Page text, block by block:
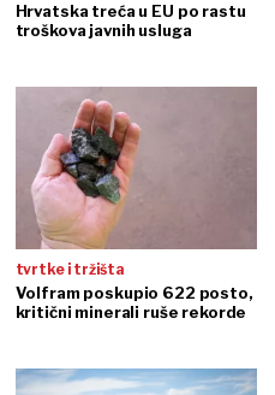
Hrvatska treća u EU po rastu
troškova javnih usluga
tvrtke i tržišta
Volfram poskupio 622 posto,
kritični minerali ruše rekorde